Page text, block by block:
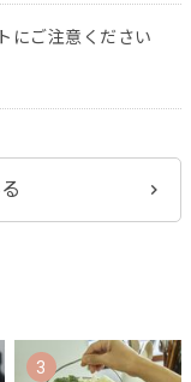
にご注意ください
3